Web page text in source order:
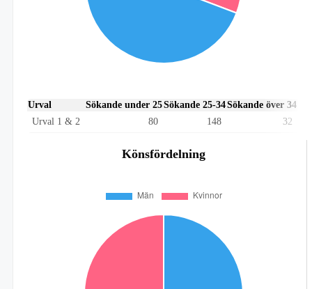
Urval Sökande under 25Sökande 25-34Sökande över 34
Urval 1 & 2
80 148 32
Könsfördelning